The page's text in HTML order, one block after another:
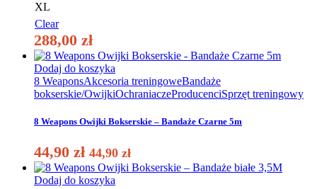
XL
Clear
288,00 zł
Dodaj do koszyka
8 WeaponsAkcesoria treningoweBandaże
bokserskie/OwijkiOchraniaczeProducenciSprzęt treningowy
8 Weapons Owijki Bokserskie – Bandaże Czarne 5m
44,90 zł 44,90 zł
Dodaj do koszyka